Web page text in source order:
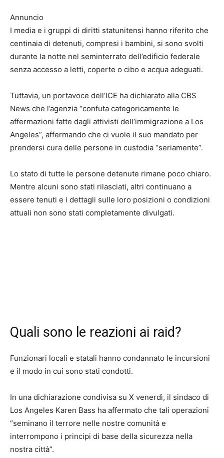
Annuncio
I media e i gruppi di diritti statunitensi hanno riferito che
centinaia di detenuti, compresi i bambini, si sono svolti
durante la notte nel seminterrato dell’edificio federale
senza accesso a letti, coperte o cibo e acqua adeguati.
Tuttavia, un portavoce dell’ICE ha dichiarato alla CBS
News che l’agenzia “confuta categoricamente le
affermazioni fatte dagli attivisti dell’immigrazione a Los
Angeles”, affermando che ci vuole il suo mandato per
prendersi cura delle persone in custodia “seriamente”.
Lo stato di tutte le persone detenute rimane poco chiaro.
Mentre alcuni sono stati rilasciati, altri continuano a
essere tenuti e i dettagli sulle loro posizioni o condizioni
attuali non sono stati completamente divulgati.
Quali sono le reazioni ai raid?
Funzionari locali e statali hanno condannato le incursioni
e il modo in cui sono stati condotti.
In una dichiarazione condivisa su X venerdì, il sindaco di
Los Angeles Karen Bass ha affermato che tali operazioni
“seminano il terrore nelle nostre comunità e
interrompono i principi di base della sicurezza nella
nostra città”.